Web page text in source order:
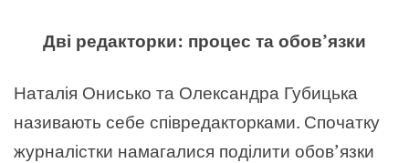
Дві редакторки: процес та обов’язки
Наталія Онисько та Олександра Губицька
називають себе співредакторками. Спочатку
журналістки намагалися поділити обов’язки